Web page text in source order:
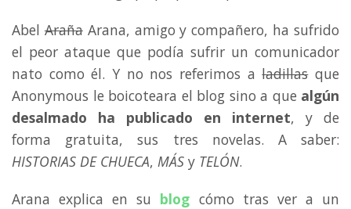
AbelArañaArana, amigo y compañero, ha sufrido
el peor ataque que podía sufrir un comunicador
nato como él. Y no nos referimos aladillasque
Anonymous le boicoteara el blog sino a que algún
desalmado ha publicado en internet, y de
forma gratuita, sus tres novelas. A saber:
HISTORIAS DE CHUECA, MÁS y TELÓN.
Arana explica en su blog cómo tras ver a un